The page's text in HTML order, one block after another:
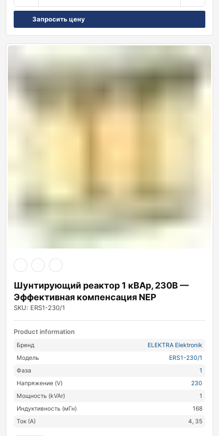
Запросить цену
Шунтирующий реактор 1 кВАр, 230В —
Эффективная компенсация NEP
SKU: ERS1-230/1
Product information
Бренд
ELEKTRA Elektronik
Модель
ERS1-230/1
Фаза
1
Напряжение (V)
230
Мощность (kVAr)
1
Индуктивность (мГн)
168
Ток (А)
4, 35